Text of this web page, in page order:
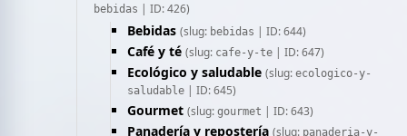
bebidas | ID: 426)
Bebidas (slug: bebidas | ID: 644)
Café y té (slug: cafe-y-te | ID: 647)
Ecológico y saludable (slug: ecologico-y-
saludable | ID: 645)
Gourmet (slug: gourmet | ID: 643)
Panadería y repostería (slug: panaderia-y-